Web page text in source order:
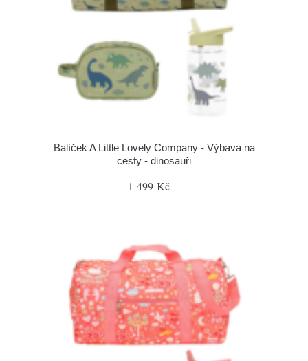
Balíček A Little Lovely Company - Výbava na
cesty - dinosauři
1 499 Kč